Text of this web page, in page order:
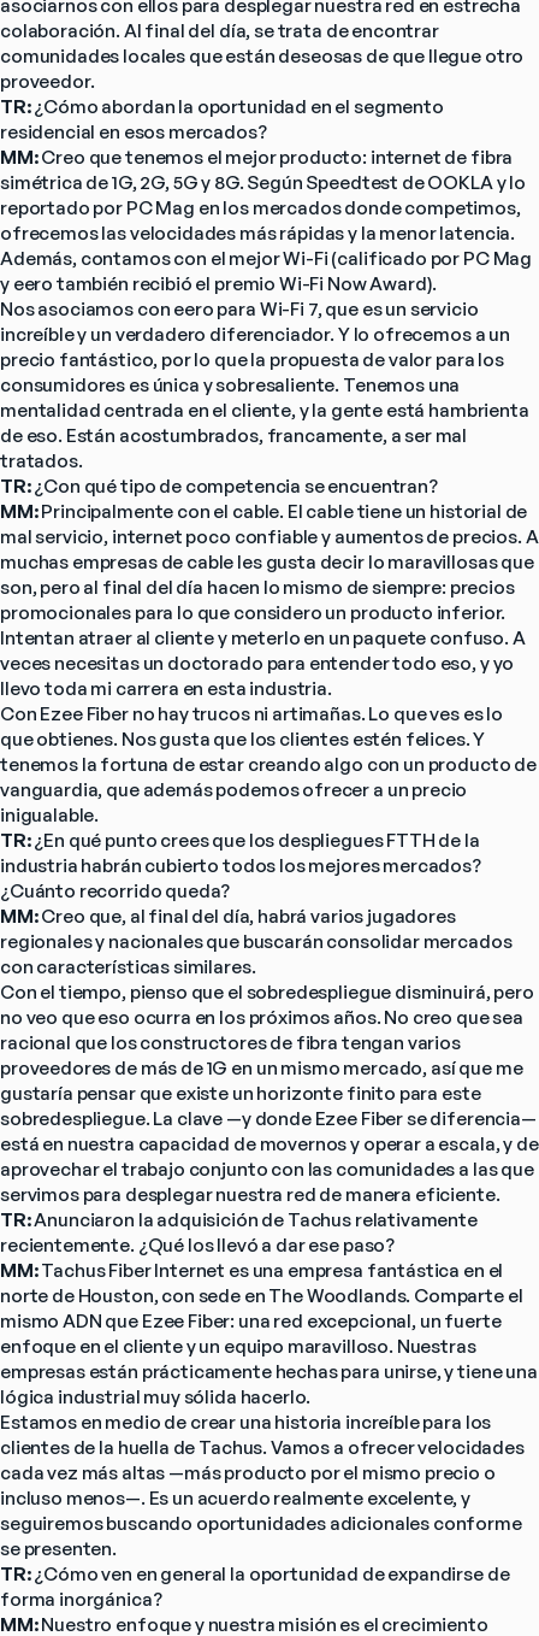
asociarnos con ellos para desplegar nuestra red en estrecha
colaboración. Al final del día, se trata de encontrar
comunidades locales que están deseosas de que llegue otro
proveedor.
TR: ¿Cómo abordan la oportunidad en el segmento
residencial en esos mercados?
MM: Creo que tenemos el mejor producto: internet de fibra
simétrica de 1G, 2G, 5G y 8G. Según Speedtest de OOKLA y lo
reportado por PC Mag en los mercados donde competimos,
ofrecemos las velocidades más rápidas y la menor latencia.
Además, contamos con el mejor Wi-Fi (calificado por PC Mag
y eero también recibió el premio Wi-Fi Now Award).
Nos asociamos con eero para Wi-Fi 7, que es un servicio
increíble y un verdadero diferenciador. Y lo ofrecemos a un
precio fantástico, por lo que la propuesta de valor para los
consumidores es única y sobresaliente. Tenemos una
mentalidad centrada en el cliente, y la gente está hambrienta
de eso. Están acostumbrados, francamente, a ser mal
tratados.
TR: ¿Con qué tipo de competencia se encuentran?
MM: Principalmente con el cable. El cable tiene un historial de
mal servicio, internet poco confiable y aumentos de precios. A
muchas empresas de cable les gusta decir lo maravillosas que
son, pero al final del día hacen lo mismo de siempre: precios
promocionales para lo que considero un producto inferior.
Intentan atraer al cliente y meterlo en un paquete confuso. A
veces necesitas un doctorado para entender todo eso, y yo
llevo toda mi carrera en esta industria.
Con Ezee Fiber no hay trucos ni artimañas. Lo que ves es lo
que obtienes. Nos gusta que los clientes estén felices. Y
tenemos la fortuna de estar creando algo con un producto de
vanguardia, que además podemos ofrecer a un precio
inigualable.
TR: ¿En qué punto crees que los despliegues FTTH de la
industria habrán cubierto todos los mejores mercados?
¿Cuánto recorrido queda?
MM: Creo que, al final del día, habrá varios jugadores
regionales y nacionales que buscarán consolidar mercados
con características similares.
Con el tiempo, pienso que el sobredespliegue disminuirá, pero
no veo que eso ocurra en los próximos años. No creo que sea
racional que los constructores de fibra tengan varios
proveedores de más de 1G en un mismo mercado, así que me
gustaría pensar que existe un horizonte finito para este
sobredespliegue. La clave —y donde Ezee Fiber se diferencia—
está en nuestra capacidad de movernos y operar a escala, y de
aprovechar el trabajo conjunto con las comunidades a las que
servimos para desplegar nuestra red de manera eficiente.
TR: Anunciaron la adquisición de Tachus relativamente
recientemente. ¿Qué los llevó a dar ese paso?
MM: Tachus Fiber Internet es una empresa fantástica en el
norte de Houston, con sede en The Woodlands. Comparte el
mismo ADN que Ezee Fiber: una red excepcional, un fuerte
enfoque en el cliente y un equipo maravilloso. Nuestras
empresas están prácticamente hechas para unirse, y tiene una
lógica industrial muy sólida hacerlo.
Estamos en medio de crear una historia increíble para los
clientes de la huella de Tachus. Vamos a ofrecer velocidades
cada vez más altas —más producto por el mismo precio o
incluso menos—. Es un acuerdo realmente excelente, y
seguiremos buscando oportunidades adicionales conforme
se presenten.
TR: ¿Cómo ven en general la oportunidad de expandirse de
forma inorgánica?
MM: Nuestro enfoque y nuestra misión es el crecimiento